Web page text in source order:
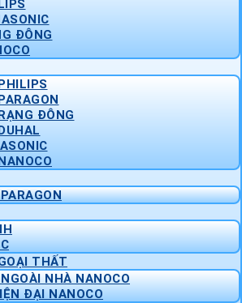
ĐÔNG
ĐÔNG
THẤT
NHÀ NANOCO
ĐẠI NANOCO